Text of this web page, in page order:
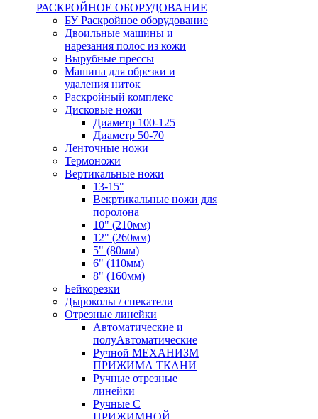
РАСКРОЙНОЕ ОБОРУДОВАНИЕ
БУ Раскройное оборудование
Двоильные машины и
нарезания полос из кожи
Вырубные прессы
Машина для обрезки и
удаления ниток
Раскройный комплекс
Дисковые ножи
Диаметр 100-125
Диаметр 50-70
Ленточные ножи
Термоножи
Вертикальные ножи
13-15"
Векртикальные ножи для
поролона
10" (210мм)
12" (260мм)
5" (80мм)
6" (110мм)
8" (160мм)
Бейкорезки
Дыроколы / спекатели
Отрезные линейки
Автоматические и
полуАвтоматические
Ручной МЕХАНИЗМ
ПРИЖИМА ТКАНИ
Ручные отрезные
линейки
Ручные С
ПРИЖИМНОЙ